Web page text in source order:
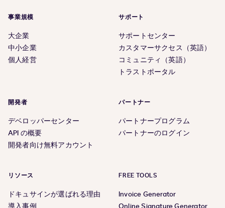
事業規模
大企業
中小企業
個人経営
サポート
サポートセンター
カスタマーサクセス（英語）
コミュニティ（英語）
トラストポータル
開発者
デベロッパーセンター
API の概要
開発者向け無料アカウント
パートナー
パートナープログラム
パートナーのログイン
リソース
ドキュサインが選ばれる理由
FREE TOOLS
Invoice Generator